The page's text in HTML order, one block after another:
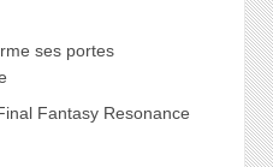
ses portes
Fantasy Resonance